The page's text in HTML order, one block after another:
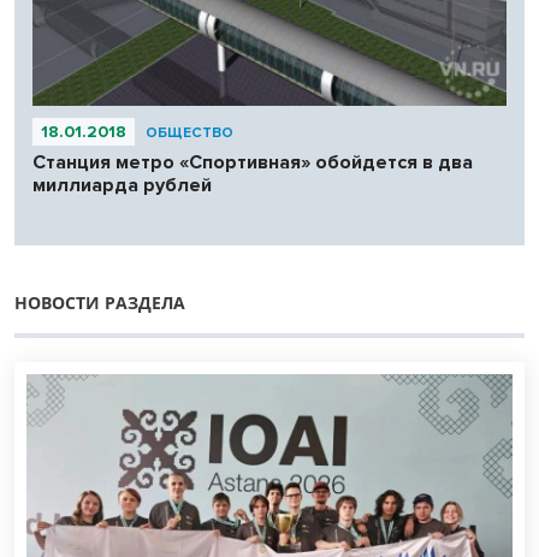
18.01.2018 ОБЩЕСТВО
Станция метро «Спортивная» обойдется в два
миллиарда рублей
НОВОСТИ РАЗДЕЛА